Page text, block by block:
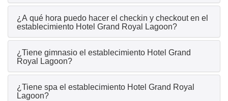
¿A qué hora puedo hacer el checkin y checkout en el
establecimiento Hotel Grand Royal Lagoon?
¿Tiene gimnasio el establecimiento Hotel Grand
Royal Lagoon?
¿Tiene spa el establecimiento Hotel Grand Royal
Lagoon?